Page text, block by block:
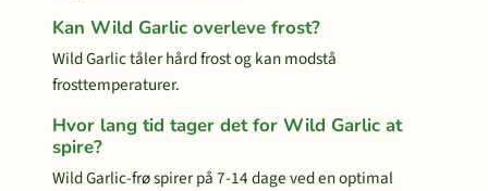
Kan Wild Garlic overleve frost?
Wild Garlic tåler hård frost og kan modstå
frosttemperaturer.
Hvor lang tid tager det for Wild Garlic at
spire?
Wild Garlic-frø spirer på 7-14 dage ved en optimal